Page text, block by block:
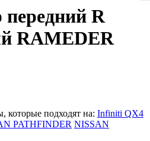
R
RAMEDER
которые подходят на: Infiniti QX4
PATHFINDER NISSAN